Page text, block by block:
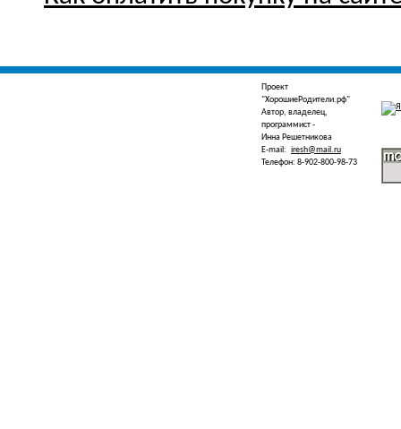
Проект
"ХорошиеРодители.рф"
Автор, владелец,
программист -
Инна Решетникова
E-mail: iresh@mail.ru
Телефон: 8-902-800-98-73